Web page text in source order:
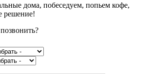
дома, побеседуем, попьем кофе,
решение!